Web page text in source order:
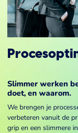
Slimmer werken
doet, en waarom.
We brengen je
verbeteren vanuit de
grip en een slimmere